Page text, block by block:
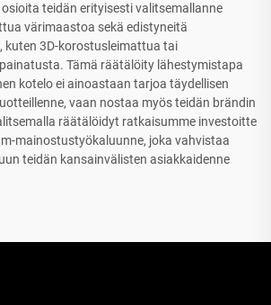
teidän erityisesti valitsemallanne
värimaastoa sekä edistyneitä
kuten 3D-korostusleimattua tai
Tämä räätälöity lähestymistapa
kotelo ei ainoastaan tarjoa täydellisen
vaan nostaa myös teidän brändin
räätälöidyt ratkaisumme investoitte
mainostustyökaluunne, joka vahvistaa
teidän kansainvälisten asiakkaidenne